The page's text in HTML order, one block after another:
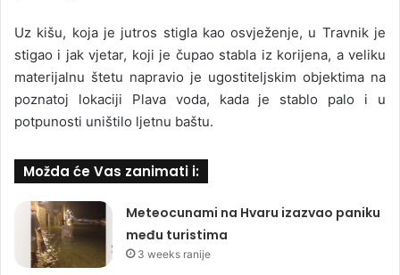
Uz kišu, koja je jutros stigla kao osvježenje, u Travnik je
stigao i jak vjetar, koji je čupao stabla iz korijena, a veliku
materijalnu štetu napravio je ugostiteljskim objektima na
poznatoj lokaciji Plava voda, kada je stablo palo i u
potpunosti uništilo ljetnu baštu.
Možda će Vas zanimati i:
Meteocunami na Hvaru izazvao paniku
među turistima
3 weeks ranije